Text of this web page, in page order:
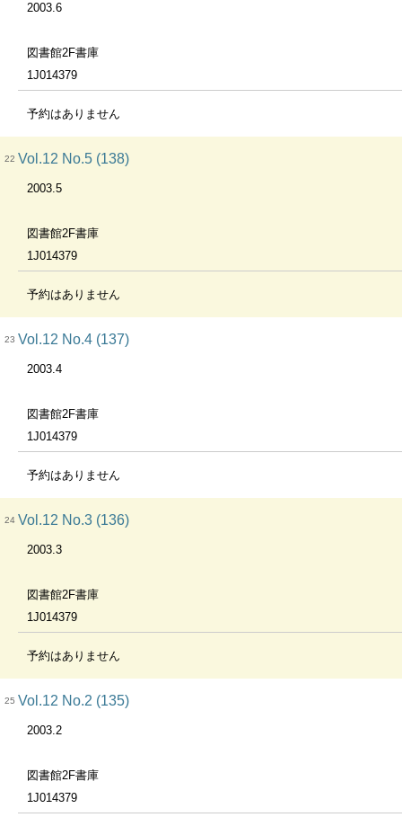
2003.6
図書館2F書庫
1J014379
予約はありません
22 Vol.12 No.5 (138)
2003.5
図書館2F書庫
1J014379
予約はありません
23 Vol.12 No.4 (137)
2003.4
図書館2F書庫
1J014379
予約はありません
24 Vol.12 No.3 (136)
2003.3
図書館2F書庫
1J014379
予約はありません
25 Vol.12 No.2 (135)
2003.2
図書館2F書庫
1J014379